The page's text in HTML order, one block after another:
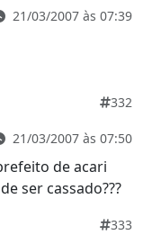
21/03/2007 às 07:39
332
21/03/2007 às 07:50
de acari
ser cassado???
333